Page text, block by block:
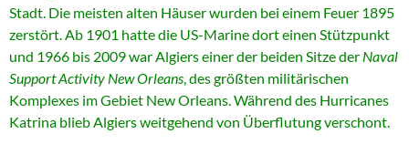
Stadt. Die meisten alten Häuser wurden bei einem Feuer 1895
zerstört. Ab 1901 hatte die US-Marine dort einen Stützpunkt
und 1966 bis 2009 war Algiers einer der beiden Sitze der Naval
Support Activity New Orleans, des größten militärischen
Komplexes im Gebiet New Orleans. Während des Hurricanes
Katrina blieb Algiers weitgehend von Überflutung verschont.